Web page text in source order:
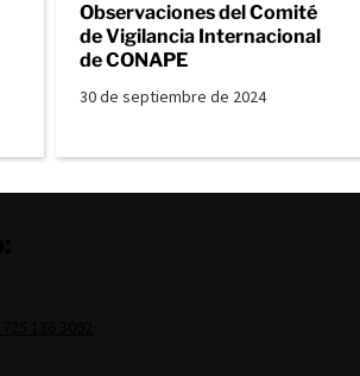
Observaciones del Comité
de Vigilancia Internacional
de CONAPE
30 de septiembre de 2024